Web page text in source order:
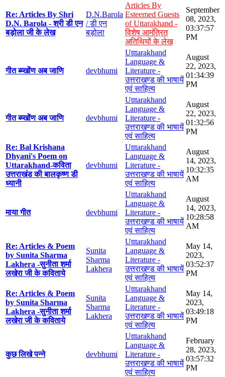
Re: Articles By Shri
D.N. Barola - श्री डी एन
बड़ोला जी के लेख
D.N.Barola
/ डी एन
बड़ोला
Articles By
Esteemed Guests
of Uttarakhand -
विशेष आमंत्रित
अतिथियों के लेख
September
08, 2023,
03:37:57
PM
गीत ब्य्खोंण अब जाणि devbhumi
Utttarakhand
Language &
Literature -
उत्तराखण्ड की भाषायें
एवं साहित्य
August
22, 2023,
01:34:39
PM
गीत ब्य्खोंण अब जाणि devbhumi
Utttarakhand
Language &
Literature -
उत्तराखण्ड की भाषायें
एवं साहित्य
August
22, 2023,
01:32:56
PM
Re: Bal Krishana
Dhyani's Poem on
Uttarakhand-कविता
उत्तराखंड की बालकृष्ण डी
ध्यानी
devbhumi
Utttarakhand
Language &
Literature -
उत्तराखण्ड की भाषायें
एवं साहित्य
August
14, 2023,
10:32:35
AM
माया गीत devbhumi
Utttarakhand
Language &
Literature -
उत्तराखण्ड की भाषायें
एवं साहित्य
August
14, 2023,
10:28:58
AM
Re: Articles & Poem
by Sunita Sharma
Lakhera -सुनीता शर्मा
लखेरा जी के कविताये
Sunita
Sharma
Lakhera
Utttarakhand
Language &
Literature -
उत्तराखण्ड की भाषायें
एवं साहित्य
May 14,
2023,
03:52:37
PM
Re: Articles & Poem
by Sunita Sharma
Lakhera -सुनीता शर्मा
लखेरा जी के कविताये
Sunita
Sharma
Lakhera
Utttarakhand
Language &
Literature -
उत्तराखण्ड की भाषायें
एवं साहित्य
May 14,
2023,
03:49:18
PM
कुछ लिखे पन्ने devbhumi
Utttarakhand
Language &
Literature -
उत्तराखण्ड की भाषायें
एवं साहित्य
February
28, 2023,
03:57:32
PM